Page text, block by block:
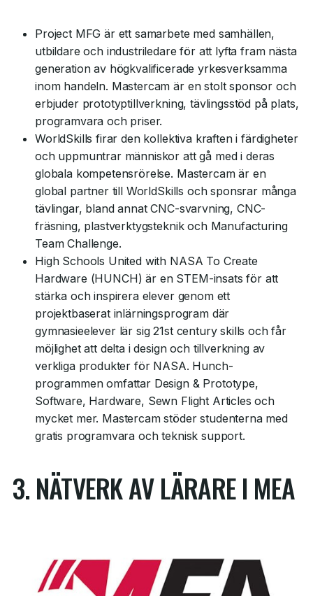
Project MFG är ett samarbete med samhällen,
utbildare och industriledare för att lyfta fram nästa
generation av högkvalificerade yrkesverksamma
inom handeln. Mastercam är en stolt sponsor och
erbjuder prototyptillverkning, tävlingsstöd på plats,
programvara och priser.
WorldSkills firar den kollektiva kraften i färdigheter
och uppmuntrar människor att gå med i deras
globala kompetensrörelse. Mastercam är en
global partner till WorldSkills och sponsrar många
tävlingar, bland annat CNC-svarvning, CNC-
fräsning, plastverktygsteknik och Manufacturing
Team Challenge.
High Schools United with NASA To Create
Hardware (HUNCH) är en STEM-insats för att
stärka och inspirera elever genom ett
projektbaserat inlärningsprogram där
gymnasieelever lär sig 21st century skills och får
möjlighet att delta i design och tillverkning av
verkliga produkter för NASA. Hunch-
programmen omfattar Design & Prototype,
Software, Hardware, Sewn Flight Articles och
mycket mer. Mastercam stöder studenterna med
gratis programvara och teknisk support.
3. NÄTVERK AV LÄRARE I MEA